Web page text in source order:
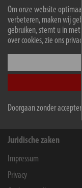
Om onze website
verbeteren, maken wij
gebruiken, stemt u in
over cookies, zie ons
Doorgaan zonder
Contact voor eindgebruikers
Service
Onderneming
Winkeliers en bedrijven
B2B-Portal
Contact for companies
Juridische zaken
Impressum
Privacy